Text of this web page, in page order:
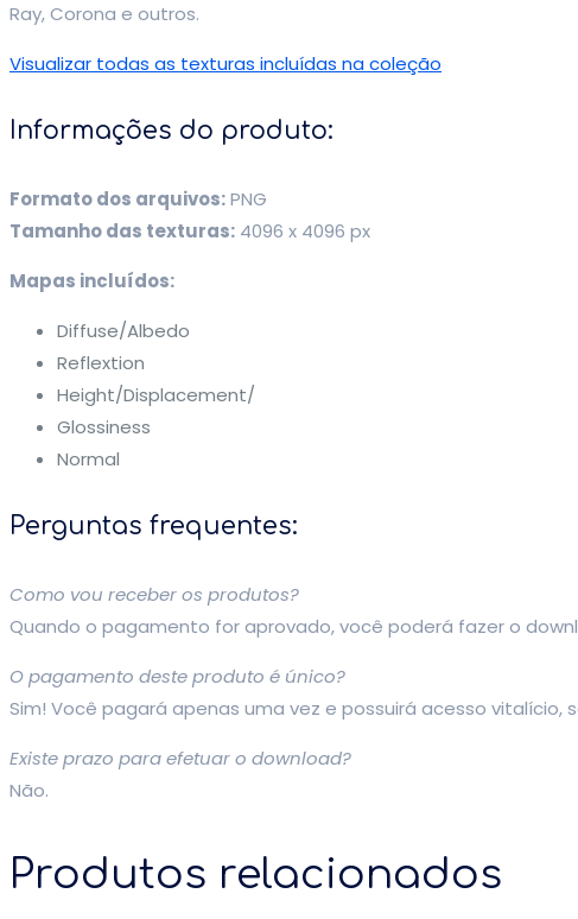
Ray, Corona e outros.
Visualizar todas as texturas incluídas na coleção
Informações do produto:
Formato dos arquivos:PNG
Tamanho das texturas: 4096 x 4096 px
Mapas incluídos:
Diffuse/Albedo
Reflextion
Height/Displacement/
Glossiness
Normal
Perguntas frequentes:
Como vou receber os produtos?
Quando o pagamento for aprovado, você poderá fazer o
O pagamento deste produto é único?
Sim! Você pagará apenas uma vez e possuirá acesso vitalício,
Existe prazo para efetuar o download?
Não.
Produtos relacionados